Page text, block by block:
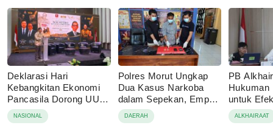
Deklarasi Hari
Kebangkitan Ekonomi
Pancasila Dorong UU
Perekonomian Nasional
NASIONAL
Polres Morut Ungkap
Dua Kasus Narkoba
dalam Sepekan, Empat
Pelaku Ditangkap
DAERAH
PB
Hukuman
untuk
ALKHAIRAAT